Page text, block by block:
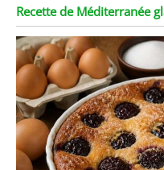
Recette de Méditerranée